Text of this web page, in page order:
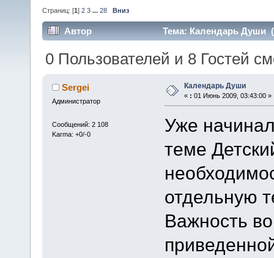
Страниц: [1 ] 2 3 ... 28 Вниз
Автор Тема: Календарь Души
0 Пользователей и 8 Гостей
Sergei
Администратор
Сообщений: 2 108
Karma: +0/-0
Календарь Души
« : 01 Июнь 2009, 03:43:00 »
Уже
теме
отдельную
Важность